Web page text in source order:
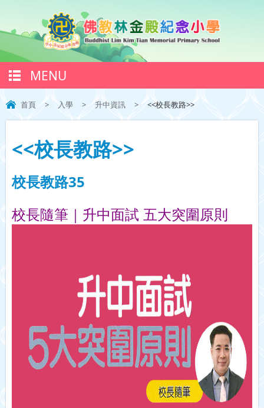
MENU
首頁 > 入學 > 升中資訊 > <<校長教路>>
<<校長教路>>
校長教路35
校長隨筆｜升中面試 五大突圍原則